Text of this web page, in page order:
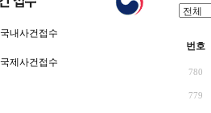
국내사건접수
국제사건접수
번호
780
779